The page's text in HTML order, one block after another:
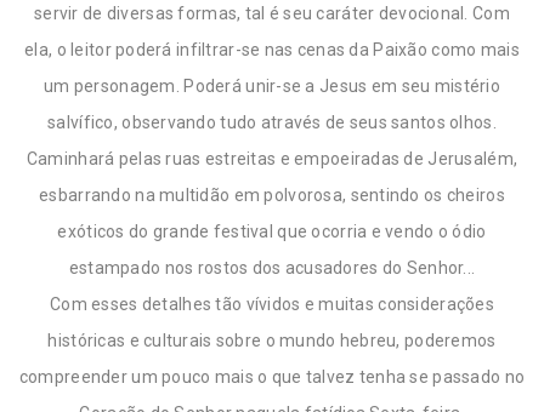
servir de diversas formas, tal é seu caráter devocional. Com
ela, o leitor poderá infiltrar-se nas cenas da Paixão como mais
um personagem. Poderá unir-se a Jesus em seu mistério
salvífico, observando tudo através de seus santos olhos.
Caminhará pelas ruas estreitas e empoeiradas de Jerusalém,
esbarrando na multidão em polvorosa, sentindo os cheiros
exóticos do grande festival que ocorria e vendo o ódio
estampado nos rostos dos acusadores do Senhor...
Com esses detalhes tão vívidos e muitas considerações
históricas e culturais sobre o mundo hebreu, poderemos
compreender um pouco mais o que talvez tenha se passado no